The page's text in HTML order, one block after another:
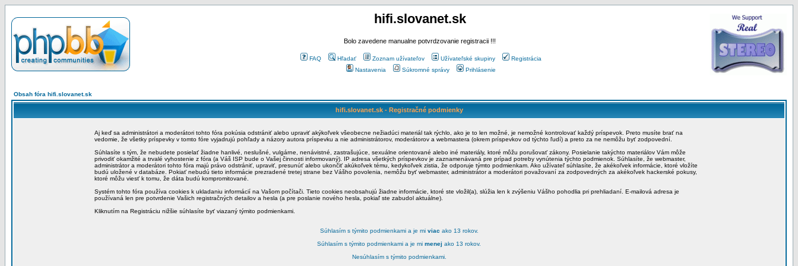
hifi.slovanet.sk
Bolo zavedene manualne potvrdzovanie registracii !!!
FAQ Hľadať Zoznam užívateľov Užívateľské skupiny
Registrácia
Nastavenia
Súkromné správy Prihlásenie
Obsah fóra hifi.slovanet.sk
hifi.slovanet.sk - Registračné podmienky
Aj keď sa administrátori a moderátori tohto fóra pokúsia odstrániť alebo upraviť akýkoľvek všeobecne nežiadúci materiál tak rýchlo, ako je to len možné, je nemožné kontrolovať každý príspevok. Preto musíte brať na
vedomie, že všetky príspevky v tomto fóre vyjadrujú pohľady a názory autora príspevku a nie administrátorov, moderátorov a webmastera (okrem príspevkov od týchto ľudí) a preto za ne nemôžu byť zodpovední.
Súhlasíte s tým, že nebudete posielať žiadne hanlivé, neslušné, vulgárne, nenávistné, zastrašujúce, sexuálne orientované alebo iné materiály, ktoré môžu porušovať zákony. Posielanie takýchto materiálov Vám môže
privodiť okamžité a trvalé vyhostenie z fóra (a Váš ISP bude o Vašej činnosti informovaný). IP adresa všetkých príspevkov je zaznamenávaná pre prípad potreby vynútenia týchto podmienok. Súhlasíte, že webmaster,
administrátor a moderátori tohto fóra majú právo odstrániť, upraviť, presunúť alebo ukončiť akúkoľvek tému, kedykoľvek zistia, že odporuje týmto podmienkam. Ako užívateľ súhlasíte, že akékoľvek informácie, ktoré vložíte
budú uložené v databáze. Pokiať nebudú tieto informácie prezradené tretej strane bez Vášho povolenia, nemôžu byť webmaster, administrátor a moderátori považovaní za zodpovedných za akékoľvek hackerské pokusy,
ktoré môžu viesť k tomu, že dáta budú kompromitované.
Systém tohto fóra používa cookies k ukladaniu informácií na Vašom počítači. Tieto cookies neobsahujú žiadne informácie, ktoré ste vložil(a), slúžia len k zvýšeniu Vášho pohodlia pri prehliadaní. E-mailová adresa je
používaná len pre potvrdenie Vašich registračných detailov a hesla (a pre poslanie nového hesla, pokiaľ ste zabudol aktuálne).
Kliknutím na Registráciu nižšie súhlasíte byť viazaný týmito podmienkami.
Súhlasím s týmito podmienkami a je mi viac ako 13 rokov.
Súhlasím s týmito podmienkami a je mi menej ako 13 rokov.
Nesúhlasím s týmito podmienkami.